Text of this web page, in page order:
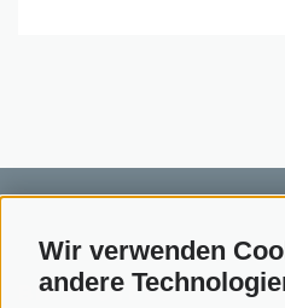
Wir verwenden
andere
BIKEHOTELS